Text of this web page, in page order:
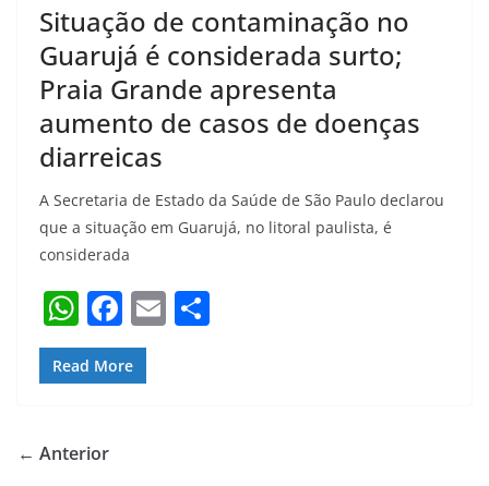
Situação de contaminação no
Guarujá é considerada surto;
Praia Grande apresenta
aumento de casos de doenças
diarreicas
A Secretaria de Estado da Saúde de São Paulo declarou
que a situação em Guarujá, no litoral paulista, é
considerada
W
h
at
A
F
a
c
E
Read More
← Anterior